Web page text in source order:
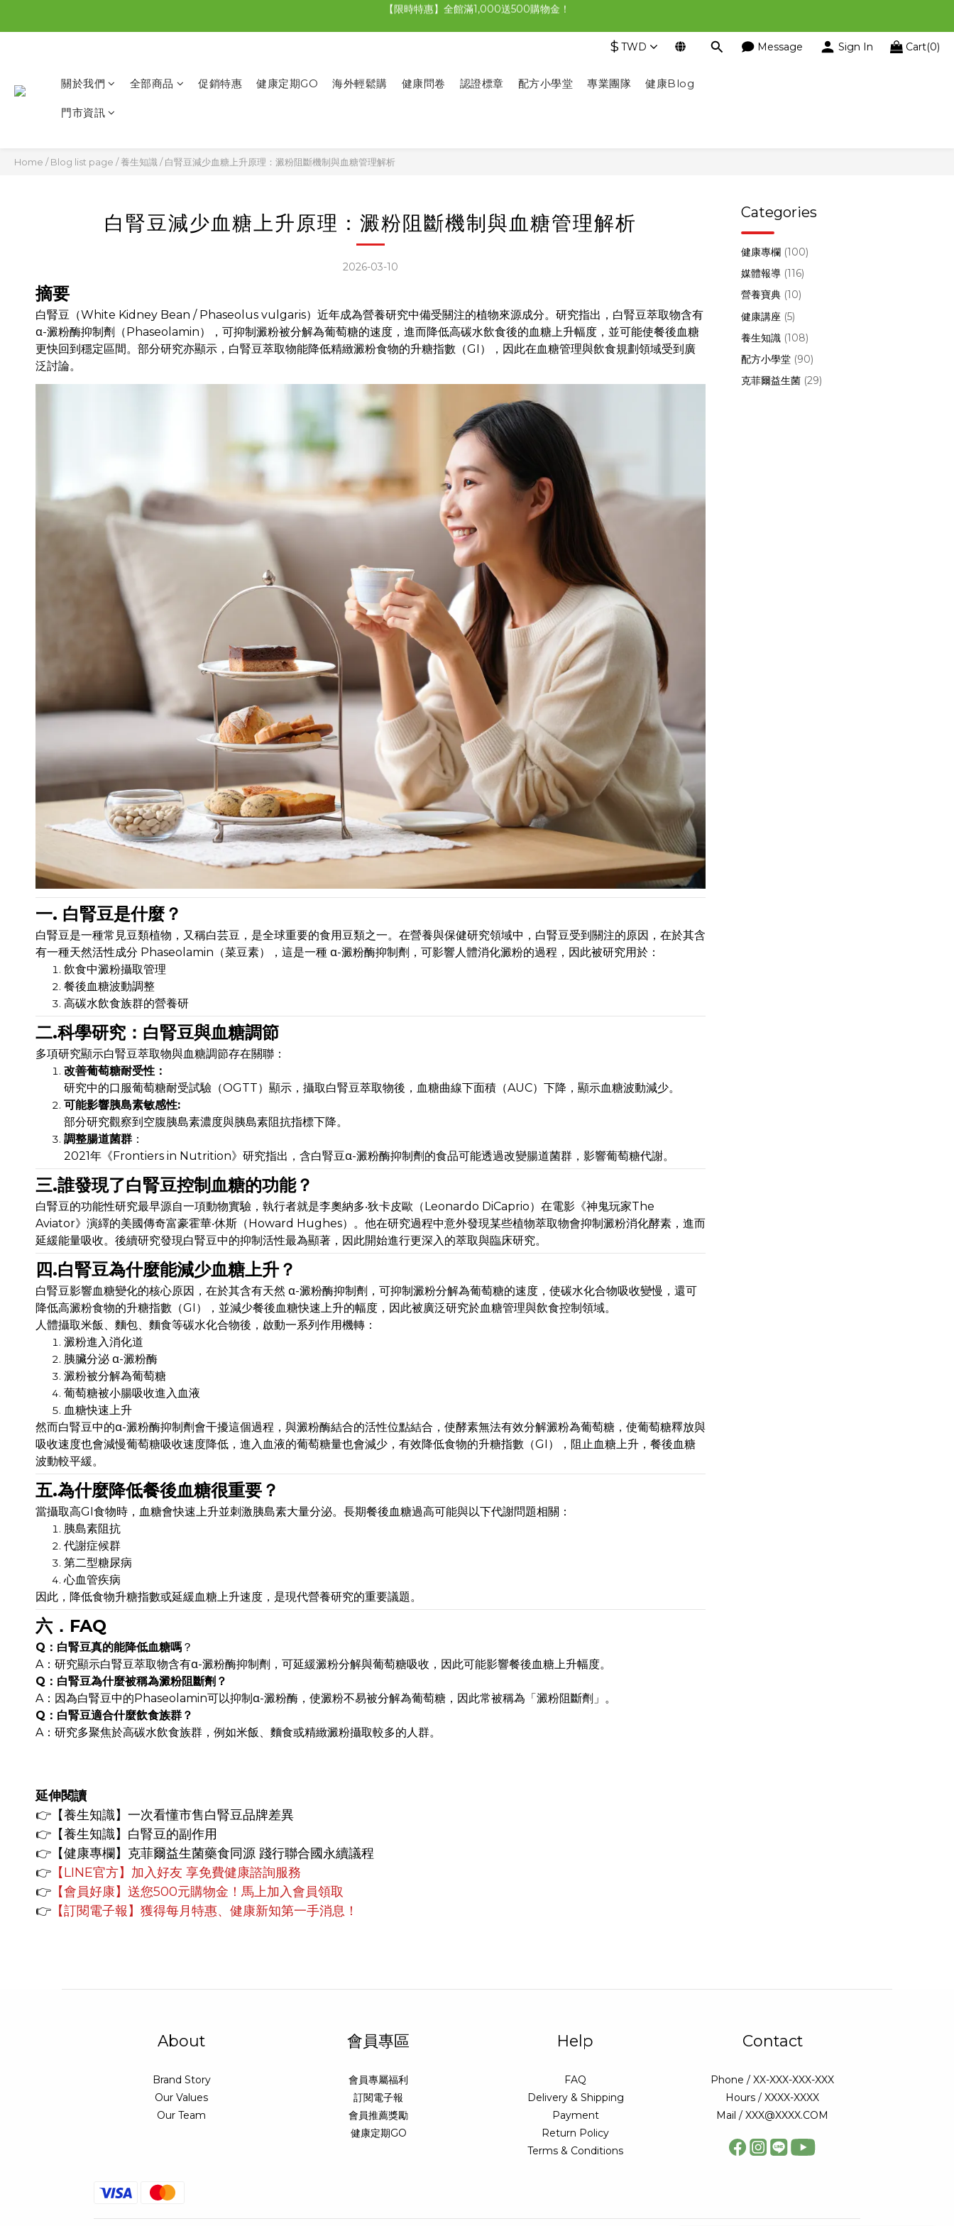
【限時特惠】全館滿1,000送500購物金！
【限時特惠】超值5選3，最高現省1,770元
【限時特惠】全館滿1,000送500購物金！
$ TWD Message Sign In Cart(0)
關於我們 全部商品 促銷特惠 健康定期GO 海外輕鬆購 健康問卷 認證標章 配方小學堂 專業團隊 健康Blog
門市資訊
Home /Blog list page /養生知識 /白腎豆減少血糖上升原理：澱粉阻斷機制與血糖管理解析
白腎豆減少血糖上升原理：澱粉阻斷機制與血糖管理解析
2026-03-10
摘要
白腎豆（White Kidney Bean / Phaseolus vulgaris）近年成為營養研究中備受關注的植物來源成分。研究指出，白腎豆萃取物含有
α-澱粉酶抑制劑（Phaseolamin），可抑制澱粉被分解為葡萄糖的速度，進而降低高碳水飲食後的血糖上升幅度，並可能使餐後血糖
更快回到穩定區間。部分研究亦顯示，白腎豆萃取物能降低精緻澱粉食物的升糖指數（GI），因此在血糖管理與飲食規劃領域受到廣
泛討論。
一. 白腎豆是什麼？
白腎豆是一種常見豆類植物，又稱白芸豆，是全球重要的食用豆類之一。在營養與保健研究領域中，白腎豆受到關注的原因，在於其含
有一種天然活性成分 Phaseolamin（菜豆素），這是一種 α-澱粉酶抑制劑，可影響人體消化澱粉的過程，因此被研究用於：
飲食中澱粉攝取管理
餐後血糖波動調整
高碳水飲食族群的營養研
二.科學研究：白腎豆與血糖調節
多項研究顯示白腎豆萃取物與血糖調節存在關聯：
改善葡萄糖耐受性：
研究中的口服葡萄糖耐受試驗（OGTT）顯示，攝取白腎豆萃取物後，血糖曲線下面積（AUC）下降，顯示血糖波動減少。
可能影響胰島素敏感性:
部分研究觀察到空腹胰島素濃度與胰島素阻抗指標下降。
調整腸道菌群 ：
2021年《Frontiers in Nutrition》研究指出，含白腎豆α-澱粉酶抑制劑的食品可能透過改變腸道菌群，影響葡萄糖代謝。
三.誰發現了白腎豆控制血糖的功能？
白腎豆的功能性研究最早源自一項動物實驗，執行者就是李奧納多‧狄卡皮歐（Leonardo DiCaprio）在電影《神鬼玩家The
Aviator》演繹的美國傳奇富豪霍華‧休斯（Howard Hughes）。他在研究過程中意外發現某些植物萃取物會抑制澱粉消化酵素，進而
延緩能量吸收。後續研究發現白腎豆中的抑制活性最為顯著，因此開始進行更深入的萃取與臨床研究。
四.白腎豆為什麼能減少血糖上升？
白腎豆影響血糖變化的核心原因，在於其含有天然 α-澱粉酶抑制劑，可抑制澱粉分解為葡萄糖的速度，使碳水化合物吸收變慢，還可
降低高澱粉食物的升糖指數（GI），並減少餐後血糖快速上升的幅度，因此被廣泛研究於血糖管理與飲食控制領域。
人體攝取米飯、麵包、麵食等碳水化合物後，啟動一系列作用機轉：
澱粉進入消化道
胰臟分泌 α-澱粉酶
澱粉被分解為葡萄糖
葡萄糖被小腸吸收進入血液
血糖快速上升
然而白腎豆中的α-澱粉酶抑制劑會干擾這個過程，與澱粉酶結合的活性位點結合，使酵素無法有效分解澱粉為葡萄糖，使葡萄糖釋放與
吸收速度也會減慢葡萄糖吸收速度降低，進入血液的葡萄糖量也會減少，有效降低食物的升糖指數（GI），阻止血糖上升，餐後血糖
波動較平緩。
五.為什麼降低餐後血糖很重要？
當攝取高GI食物時，血糖會快速上升並刺激胰島素大量分泌。長期餐後血糖過高可能與以下代謝問題相關：
胰島素阻抗
代謝症候群
第二型糖尿病
心血管疾病
因此，降低食物升糖指數或延緩血糖上升速度，是現代營養研究的重要議題。
六．FAQ
Q：白腎豆真的能降低血糖嗎 ？
A：研究顯示白腎豆萃取物含有α-澱粉酶抑制劑，可延緩澱粉分解與葡萄糖吸收，因此可能影響餐後血糖上升幅度。
Q：白腎豆為什麼被稱為澱粉阻斷劑？
A：因為白腎豆中的Phaseolamin可以抑制α-澱粉酶，使澱粉不易被分解為葡萄糖，因此常被稱為「澱粉阻斷劑」。
Q：白腎豆適合什麼飲食族群？
A：研究多聚焦於高碳水飲食族群，例如米飯、麵食或精緻澱粉攝取較多的人群。
延伸閱讀
👉 【養生知識】 一次看懂市售白腎豆品牌差異
👉 【養生知識】 白腎豆的副作用
👉【健康專欄】 克菲爾益生菌藥食同源 踐行聯合國永續議程
👉 【LINE官方】 加入好友 享免費健康諮詢服務
👉 【會員好康】 送您500元購物金！馬上加入會員領取
👉 【訂閱電子報】獲得每月特惠、健康新知第一手消息！
Categories
健康專欄 (100)
媒體報導 (116)
營養寶典 (10)
健康講座 (5)
養生知識 (108)
配方小學堂 (90)
克菲爾益生菌 (29)
About
Brand Story
Our Values
Our Team
會員專區
會員專屬福利
訂閱電子報
會員推薦獎勵
健康定期GO
Help
FAQ
Delivery & Shipping
Payment
Return Policy
Terms & Conditions
Contact
Phone / XX-XXX-XXX-XXX
Hours / XXXX-XXXX
Mail / XXX@XXXX.COM